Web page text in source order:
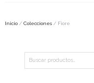
Inicio / Colecciones / Fiore
por: